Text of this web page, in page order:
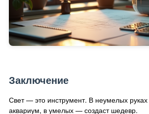
Заключение
Свет — это инструмент. В неумелых
аквариум, в умелых — создаст шедевр.